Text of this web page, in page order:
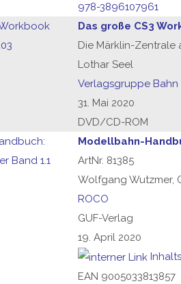
978-3896107961
Das große CS3
Die Märklin-Zentrale
Lothar Seel
Verlagsgruppe Bahn
31. Mai 2020
DVD/CD-ROM
Modellbahn-
ArtNr. 81385
Wolfgang Wutzmer,
ROCO
GUF-Verlag
19. April 2020
EAN 9005033813857